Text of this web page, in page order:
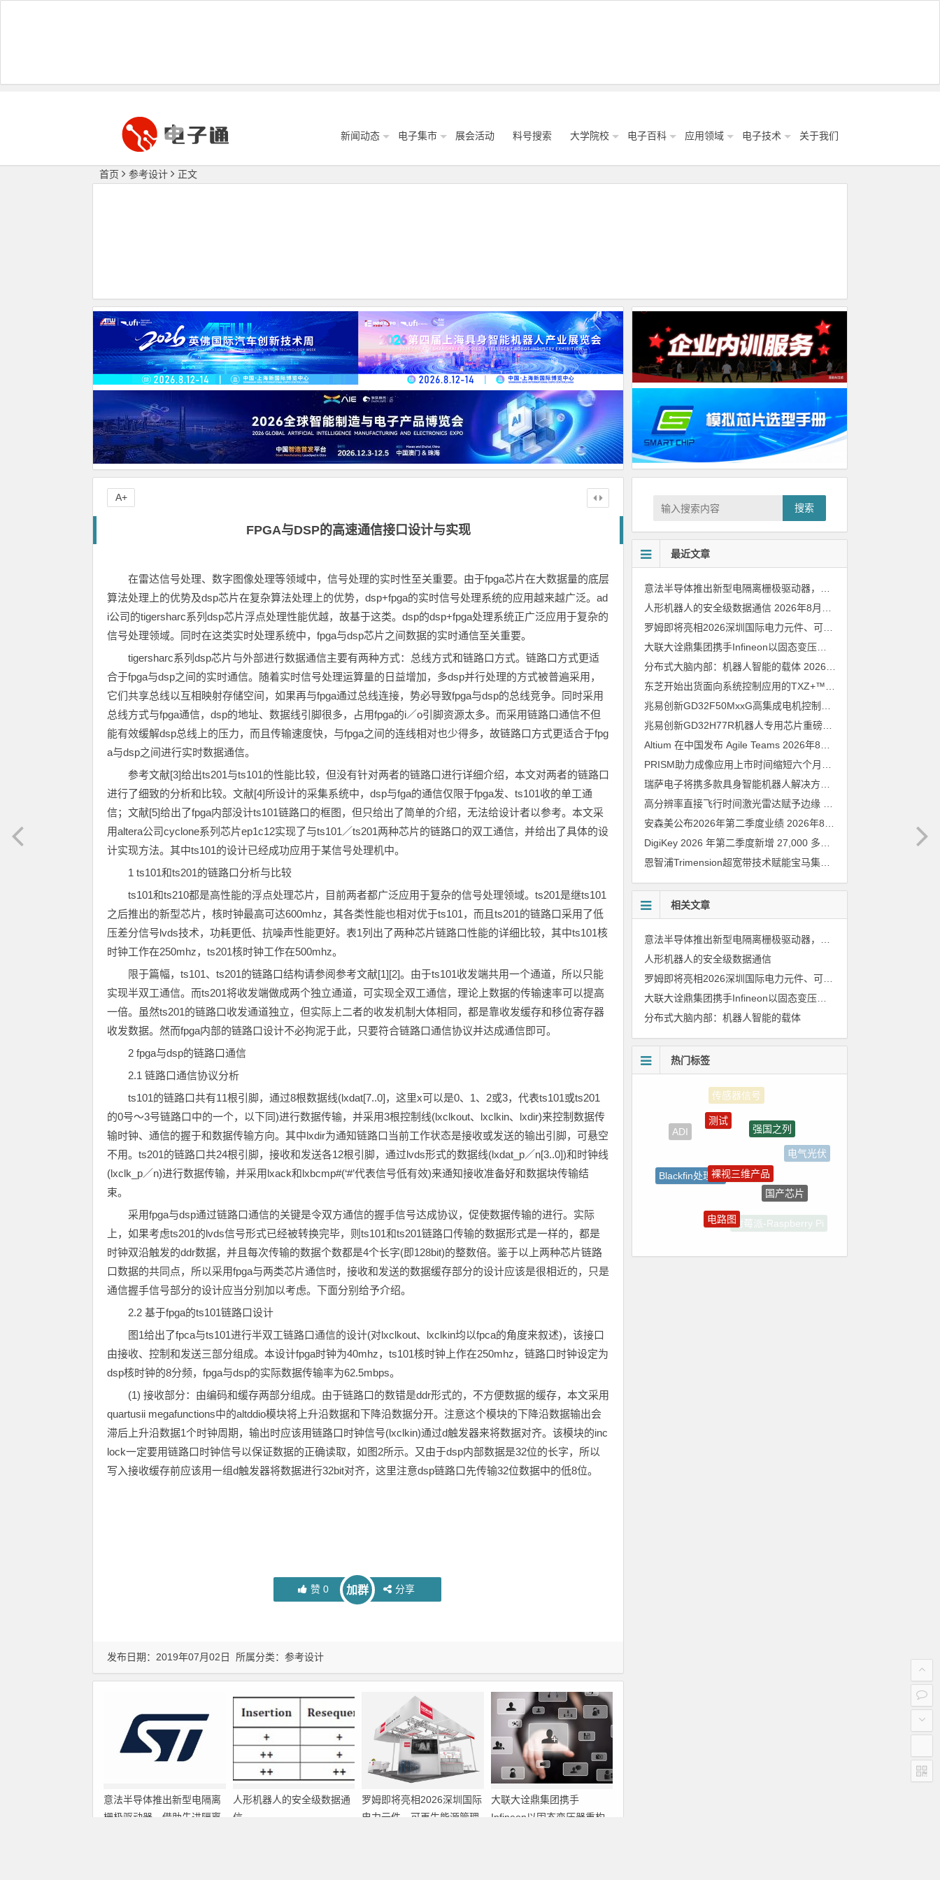
新闻动态 电子集市 展会活动 料号搜索 大学院校 电子百科 应用领域 电子技术 关于我们
首页 参考设计 正文
FPGA与DSP的高速通信接口设计与实现
在雷达信号处理、数字图像处理等领域中，信号处理的实时性至关重要。由于fpga芯片在大数据量的底层
算法处理上的优势及dsp芯片在复杂算法处理上的优势，dsp+fpga的实时信号处理系统的应用越来越广泛。ad
i公司的tigersharc系列dsp芯片浮点处理性能优越，故基于这类。dsp的dsp+fpga处理系统正广泛应用于复杂的
信号处理领域。同时在这类实时处理系统中，fpga与dsp芯片之间数据的实时通信至关重要。
tigersharc系列dsp芯片与外部进行数据通信主要有两种方式：总线方式和链路口方式。链路口方式更适
合于fpga与dsp之间的实时通信。随着实时信号处理运算量的日益增加，多dsp并行处理的方式被普遍采用，
它们共享总线以互相映射存储空间，如果再与fpga通过总线连接，势必导致fpga与dsp的总线竞争。同时采用
总线方式与fpga通信，dsp的地址、数据线引脚很多，占用fpga的i／o引脚资源太多。而采用链路口通信不但
能有效缓解dsp总线上的压力，而且传输速度快，与fpga之间的连线相对也少得多，故链路口方式更适合于fpg
a与dsp之间进行实时数据通信。
参考文献[3]给出ts201与ts101的性能比较，但没有针对两者的链路口进行详细介绍，本文对两者的链路口
进行了细致的分析和比较。文献[4]所设计的采集系统中，dsp与fga的通信仅限于fpga发、ts101收的单工通
信；文献[5]给出了fpga内部没计ts101链路口的框图，但只给出了简单的介绍，无法给设计者以参考。本文采
用altera公司cyclone系列芯片ep1c12实现了与ts101／ts201两种芯片的链路口的双工通信，并给出了具体的设
计实现方法。其中ts101的设计已经成功应用于某信号处理机中。
1 ts101和ts201的链路口分析与比较
ts101和ts210都是高性能的浮点处理芯片，目前两者都广泛应用于复杂的信号处理领域。ts201是继ts101
之后推出的新型芯片，核时钟最高可达600mhz，其各类性能也相对优于ts101，而且ts201的链路口采用了低
压差分信号lvds技术，功耗更低、抗噪声性能更好。表1列出了两种芯片链路口性能的详细比较，其中ts101核
时钟工作在250mhz，ts201核时钟工作在500mhz。
限于篇幅，ts101、ts201的链路口结构请参阅参考文献[1][2]。由于ts101收发端共用一个通道，所以只能
实现半双工通信。而ts201将收发端做成两个独立通道，可实现全双工通信，理论上数据的传输速率可以提高
一倍。虽然ts201的链路口收发通道独立，但实际上二者的收发机制大体相同，都是靠收发缓存和移位寄存器
收发数据。然而fpga内部的链路口设计不必拘泥于此，只要符合链路口通信协议并达成通信即可。
2 fpga与dsp的链路口通信
2.1 链路口通信协议分析
ts101的链路口共有11根引脚，通过8根数据线(lxdat[7..0]，这里x可以是0、1、2或3，代表ts101或ts201
的0号～3号链路口中的一个，以下同)进行数据传输，并采用3根控制线(lxclkout、lxclkin、lxdir)来控制数据传
输时钟、通信的握于和数据传输方向。其中lxdir为通知链路口当前工作状态是接收或发送的输出引脚，可悬空
不用。ts201的链路口共24根引脚，接收和发送各12根引脚，通过lvds形式的数据线(lxdat_p／n[3..0])和时钟线
(lxclk_p／n)进行数据传输，并采用lxack和lxbcmp#(‘#’代表信号低有效)来通知接收准备好和数据块传输结
束。
采用fpga与dsp通过链路口通信的关键是令双方通信的握手信号达成协议，促使数据传输的进行。实际
上，如果考虑ts201的lvds信号形式已经被转换完毕，则ts101和ts201链路口传输的数据形式是一样的，都是
时钟双沿触发的ddr数据，并且每次传输的数据个数都是4个长字(即128bit)的整数倍。鉴于以上两种芯片链路
口数据的共同点，所以采用fpga与两类芯片通信时，接收和发送的数据缓存部分的设计应该是很相近的，只是
通信握手信号部分的设计应当分别加以考虑。下面分别给予介绍。
2.2 基于fpga的ts101链路口设计
图1给出了fpca与ts101进行半双工链路口通信的设计(对lxclkout、lxclkin均以fpca的角度来叙述)，该接口
由接收、控制和发送三部分组成。本设计fpga时钟为40mhz，ts101核时钟上作在250mhz，链路口时钟设定为
dsp核时钟的8分频，fpga与dsp的实际数据传输率为62.5mbps。
(1) 接收部分：由编码和缓存两部分组成。由于链路口的数错是ddr形式的，不方便数据的缓存，本文采用
quartusii megafunctions中的altddio模块将上升沿数据和下降沿数据分开。注意这个模块的下降沿数据输出会
滞后上升沿数据1个时钟周期，输出时应该用链路口时钟信号(lxclkin)通过d触发器来将数据对齐。该模块的inc
lock一定要用链路口时钟信号以保证数据的正确读取，如图2所示。又由于dsp内部数据是32位的长字，所以
写入接收缓存前应该用一组d触发器将数据进行32bit对齐，这里注意dsp链路口先传输32位数据中的低8位。
赞0 加群 分享
A+
发布日期：2019年07月02日 所属分类： 参考设计
意法半导体推出新型电隔离
栅极驱动器，借助先进隔离
人形机器人的安全级数据通
信
罗姆即将亮相2026深圳国际
电力元件、可再生能源管理
大联大诠鼎集团携手
Infineon以固态变压器重构
搜索
最近文章
人形机器人的安全级数据通信 2026年8月8日
罗姆即将亮相2026深圳国际电力元件、可再生能源管理展览会暨研讨会
大联大诠鼎集团携手Infineon以固态变压器重构配电效率新标杆
分布式大脑内部：机器人智能的载体 2026年8月6日
兆易创新GD32H77R机器人专用芯片重磅亮相，精准赋能伺服驱动与关节控制
Altium 在中国发布 Agile Teams 2026年8月6日
安森美公布2026年第二季度业绩 2026年8月6日
恩智浦Trimension超宽带技术赋能宝马集团Digital Key Plus及生命体存在检测功能
相关文章
人形机器人的安全级数据通信
罗姆即将亮相2026深圳国际电力元件、可再生能源管理展览会暨研讨会
大联大诠鼎集团携手Infineon以固态变压器重构配电效率新标杆
分布式大脑内部：机器人智能的载体
热门标签
ADI
电气光伏
国产芯片
树莓派-Raspberry Pi
嵌入式